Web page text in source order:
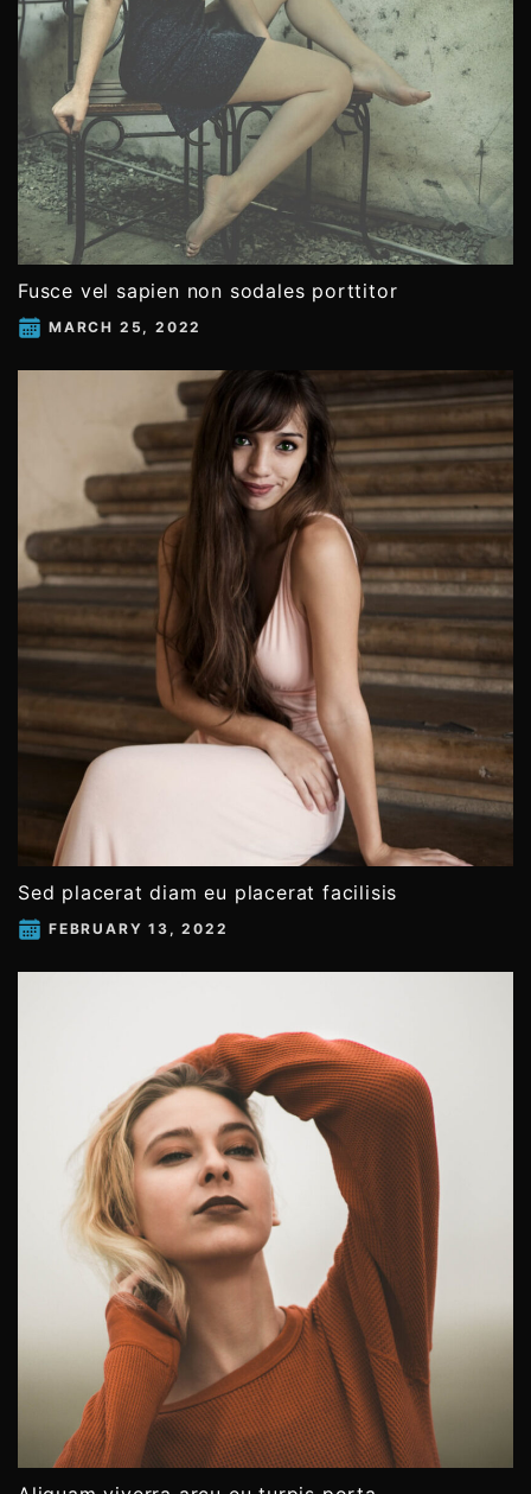
Fusce vel sapien non sodales porttitor
MARCH 25, 2022
Sed placerat diam eu placerat facilisis
FEBRUARY 13, 2022